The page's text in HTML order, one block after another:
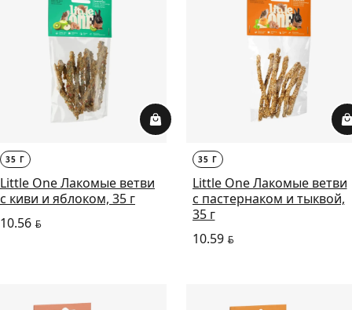
35 Г
Little One Лакомые ветви
с киви и яблоком, 35 г
10.56 BYN
35 Г
Little One Лакомые ветви
с пастернаком и тыквой,
35 г
10.59BYN